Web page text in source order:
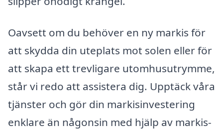
Oavsett om du behöver en ny markis för
att skydda din uteplats mot solen eller för
att skapa ett trevligare utomhusutrymme,
står vi redo att assistera dig. Upptäck våra
tjänster och gör din markisinvestering
enklare än någonsin med hjälp av markis-